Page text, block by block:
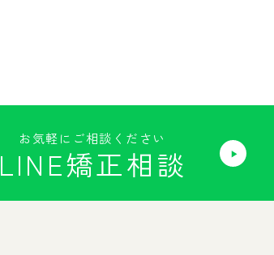
お気軽にご相談ください
LINE矯正相談